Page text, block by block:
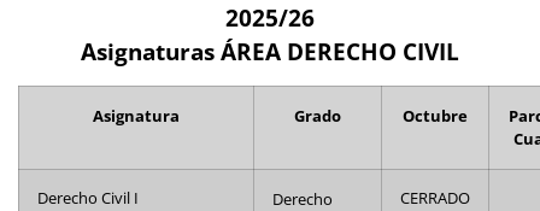
2025/26
Asignaturas ÁREA DERECHO CIVIL
Asignatura Grado Octubre
Derecho Civil I Derecho CERRADO